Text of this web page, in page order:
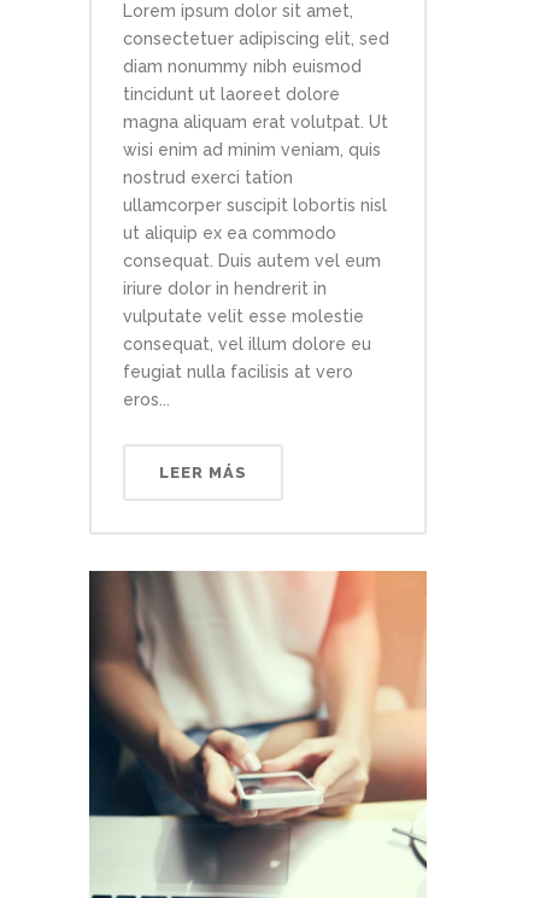
Lorem ipsum dolor sit amet,
consectetuer adipiscing elit, sed
diam nonummy nibh euismod
tincidunt ut laoreet dolore
magna aliquam erat volutpat. Ut
wisi enim ad minim veniam, quis
nostrud exerci tation
ullamcorper suscipit lobortis nisl
ut aliquip ex ea commodo
consequat. Duis autem vel eum
iriure dolor in hendrerit in
vulputate velit esse molestie
consequat, vel illum dolore eu
feugiat nulla facilisis at vero
eros...
LEER MÁS